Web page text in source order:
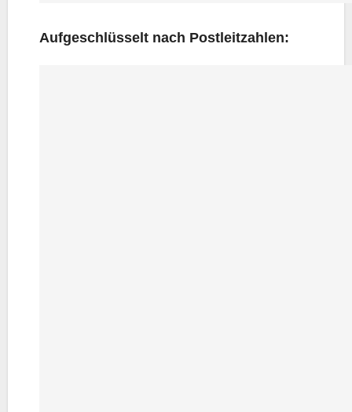
Auf­ge­schlüs­selt nach Postleitzahlen: